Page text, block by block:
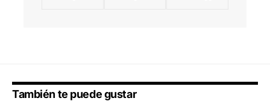
También te puede gustar